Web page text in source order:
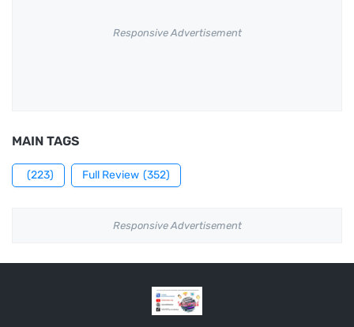
Responsive Advertisement
MAIN TAGS
(223) Full Review (352)
Responsive Advertisement